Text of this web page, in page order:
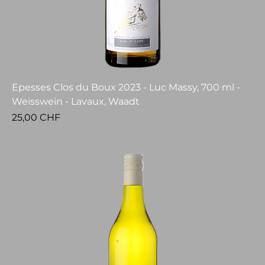
Epesses Clos du Boux 2023 - Luc Massy, 700 ml -
Weisswein - Lavaux, Waadt
Preis
25,00 CHF